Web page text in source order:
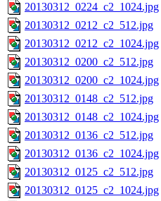
20130312_0224_c2_1024.jpg
20130312_0212_c2_512.jpg
20130312_0212_c2_1024.jpg
20130312_0200_c2_512.jpg
20130312_0200_c2_1024.jpg
20130312_0148_c2_512.jpg
20130312_0148_c2_1024.jpg
20130312_0136_c2_512.jpg
20130312_0136_c2_1024.jpg
20130312_0125_c2_512.jpg
20130312_0125_c2_1024.jpg